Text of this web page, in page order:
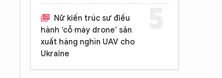
Nữ kiến trúc sư điều
hành ‘cỗ máy drone’ sản
xuất hàng nghìn UAV cho
Ukraine